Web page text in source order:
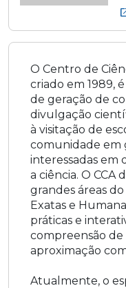
O Centro de
criado em 1989,
de geração de
divulgação
à visitação de
comunidade em
interessadas em
a ciência. O CCA
grandes áreas
Exatas e
práticas e
compreensão
aproximação
Atualmente, o